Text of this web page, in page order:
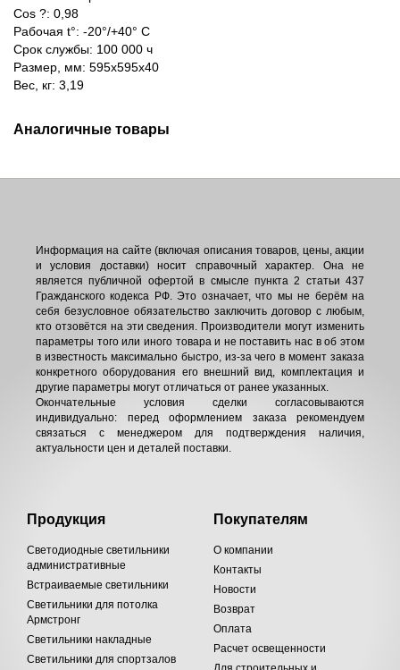
Сos ?: 0,98
Рабочая t°: -20°/+40° С
Срок службы: 100 000 ч
Размер, мм: 595х595х40
Вес, кг: 3,19
Аналогичные товары
Информация на сайте (включая описания товаров, цены, акции
и условия доставки) носит справочный характер. Она не
является публичной офертой в смысле пункта 2 статьи 437
Гражданского кодекса РФ. Это означает, что мы не берём на
себя безусловное обязательство заключить договор с любым,
кто отзовётся на эти сведения. Производители могут изменить
параметры того или иного товара и не поставить нас в об этом
в известность максимально быстро, из-за чего в момент заказа
конкретного оборудования его внешний вид, комплектация и
другие параметры могут отличаться от ранее указанных.
Окончательные условия сделки согласовываются
индивидуально: перед оформлением заказа рекомендуем
связаться с менеджером для подтверждения наличия,
актуальности цен и деталей поставки.
Продукция
Светодиодные светильники
административные
Встраиваемые светильники
Светильники для потолка
Армстронг
Светильники накладные
Светильники для спортзалов
Покупателям
О компании
Контакты
Новости
Возврат
Оплата
Расчет освещенности